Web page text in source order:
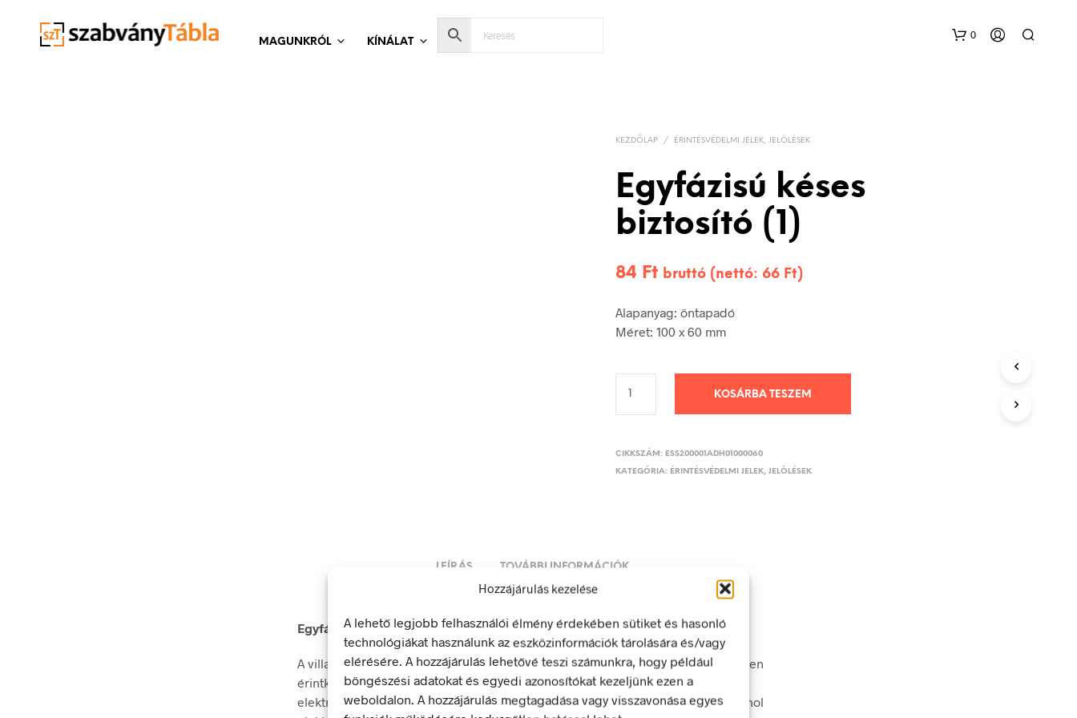
Hozzájárulás kezelése
A lehető legjobb felhasználói élmény érdekében sütiket és hasonló
technológiákat használunk az eszközinformációk tárolására és/vagy
elérésére. A hozzájárulás lehetővé teszi számunkra, hogy például
böngészési adatokat és egyedi azonosítókat kezeljünk ezen a
weboldalon. A hozzájárulás megtagadása vagy visszavonása egyes
MAGUNKRÓL KÍNÁLAT
0
KEZDŐLAP / ÉRINTÉSVÉDELMI JELEK, JELÖLÉSEK
Egyfázisú késes
biztosító (1)
84 Ft bruttó (nettó: 66 Ft)
Alapanyag: öntapadó
Méret: 100 x 60 mm
KOSÁRBA TESZEM
CIKKSZÁM: ESS200001ADH01000060
KATEGÓRIA: ÉRINTÉSVÉDELMI JELEK, JELÖLÉSEK
LEÍRÁS TOVÁBBI INFORMÁCIÓK
Egyfázisú késes biztosító (1)
A villamos energia bármely modern létesítmény létfontosságú része, de a véletlen
érintkezés halálos következményekkel járhat. Éppen ezért fontos, hogy az
elektromos biztonsági jelölések minden olyan helyen kihelyezésre kerüljenek ahol